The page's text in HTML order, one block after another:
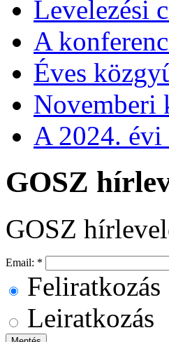
Levelezési
A
Éves
Novemberi
A 2024.
GOSZ
GOSZ
Email: *
Feliratkozás
Leiratkozás